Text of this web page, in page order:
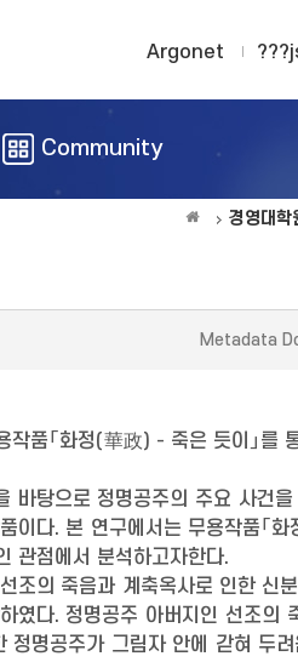
Argonet
Community
경영대학
Metadata
품「화정(華政) - 죽은 듯이」를
바탕으로 정명공주의 주요 사건
다. 본 연구에서는 무용작품「
관점에서 분석하고자한다.
조의 죽음과 계축옥사로 인한 신
였다. 정명공주 아버지인 선조의
명공주가 그림자 안에 갇혀 두